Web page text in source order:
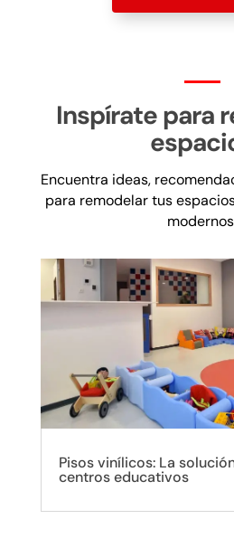
Inspírate para
Encuentra ideas,
para remodelar tus
Pisos vinílicos: La
centros educativos